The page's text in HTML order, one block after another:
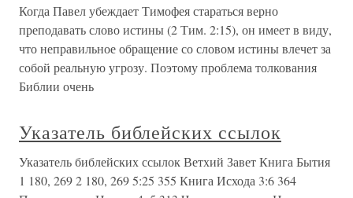
Когда Павел убеждает Тимофея стараться верно
преподавать слово истины (2 Тим. 2:15), он имеет в виду,
что неправильное обращение со словом истины влечет за
собой реальную угрозу. Поэтому проблема толкования
Библии очень
Указатель библейских ссылок
Указатель библейских ссылок Ветхий Завет Книга Бытия
1 180, 269 2 180, 269 5:25 355 Книга Исхода 3:6 364